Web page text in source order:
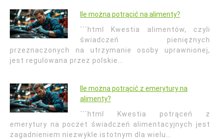
Ile można potrącić na alimenty?
```html Kwestia alimentów, czyli
świadczeń pieniężnych
przeznaczonych na utrzymanie osoby uprawnionej,
jest regulowana przez polskie…
Ile można potrącić z emerytury na
alimenty?
```html Kwestia potrąceń z
emerytury na poczet świadczeń alimentacyjnych jest
zagadnieniem niezwykle istotnym dla wielu…